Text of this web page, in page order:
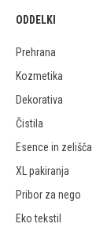
ODDELKI
Prehrana
Kozmetika
Dekorativa
Čistila
Esence in zelišča
XL pakiranja
Pribor za nego
Eko tekstil